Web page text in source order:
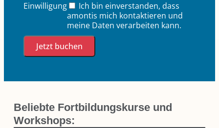
Einwilligung
Ich bin einverstanden, dass
amontis mich kontaktieren und
meine Daten verarbeiten kann.
Jetzt buchen
Beliebte Fortbildungskurse und
Workshops: